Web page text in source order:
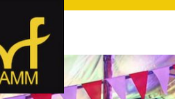
– dasfür Hof und